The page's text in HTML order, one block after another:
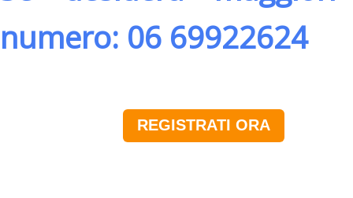
numero: 06 69922624
REGISTRATI ORA